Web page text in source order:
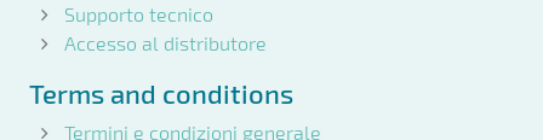
Supporto tecnico
Accesso al distributore
Terms and conditions
Termini e condizioni generale